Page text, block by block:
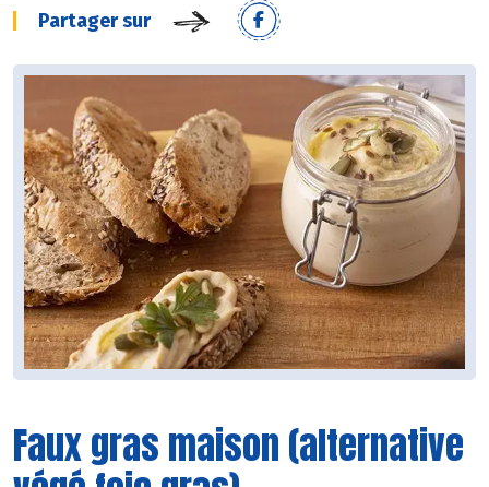
Partager sur
Faux gras maison (alternative